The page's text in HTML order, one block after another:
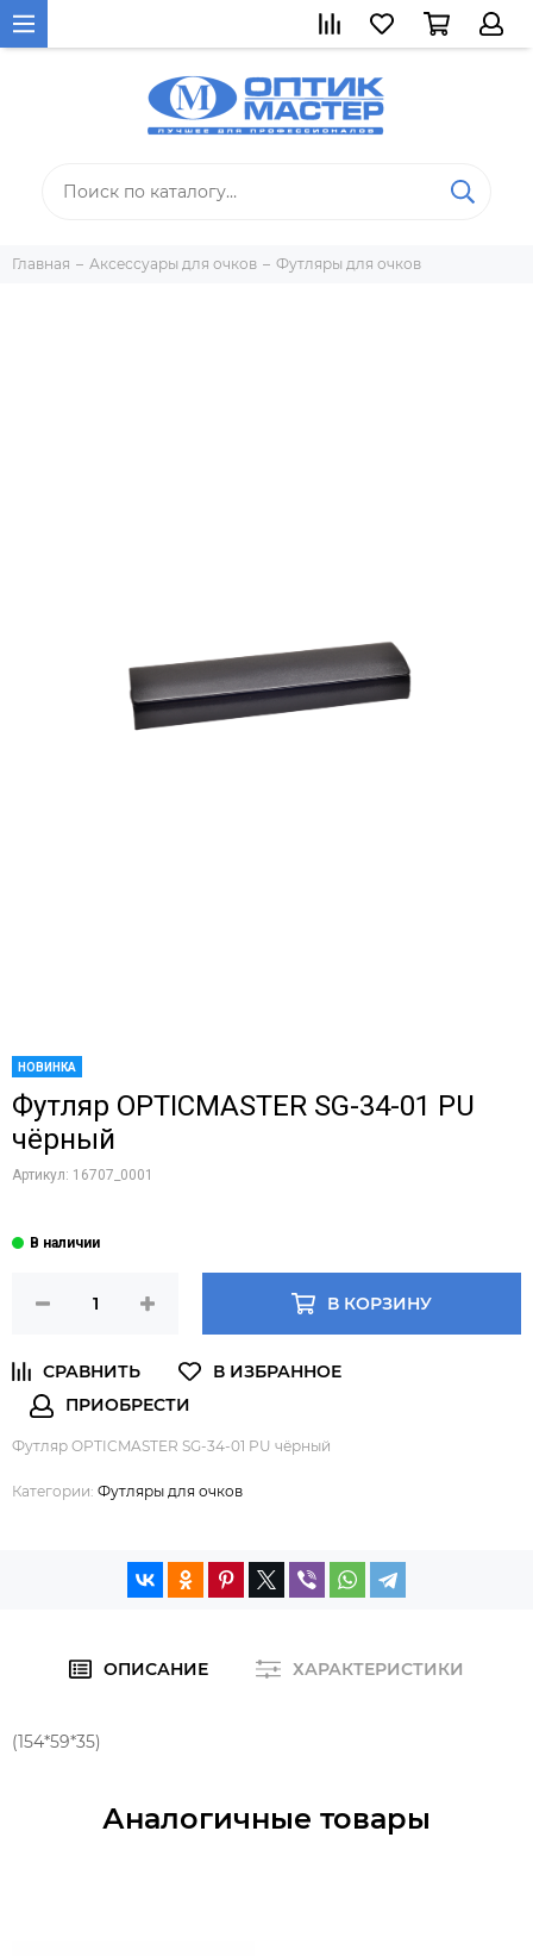
Главная Аксессуары для очков Футляры для очков
НОВИНКА
Футляр OPTICMASTER SG-34-01 PU
чёрный
Артикул: 16707_0001
В КОРЗИНУ
Футляр OPTICMASTER SG-34-01 PU чёрный
Категории: Футляры для очков
ОПИСАНИЕ ХАРАКТЕРИСТИКИ
(154*59*35)
Аналогичные товары